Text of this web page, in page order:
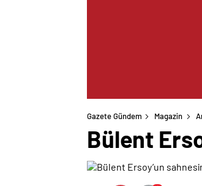
Gazete Gündem Magazin
Bülent